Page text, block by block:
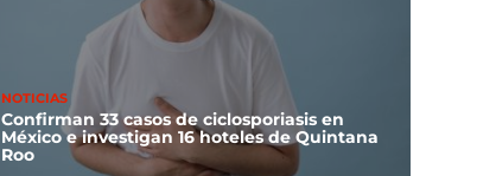
NOTICIAS
Confirman 33 casos de ciclosporiasis en
México e investigan 16 hoteles de Quintana
Roo